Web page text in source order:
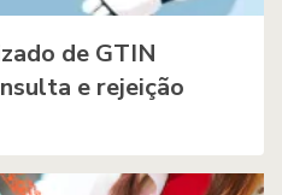
de GTIN
e rejeição